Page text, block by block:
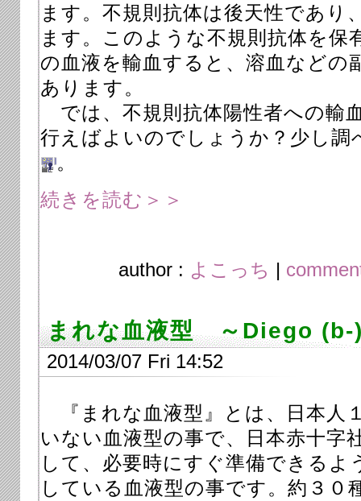
ます。不規則抗体は後天性であり
ます。このような不規則抗体を保
の血液を輸血すると、溶血などの
あります。
では、不規則抗体陽性者への輸
行えばよいのでしょうか？少し
。
続きを読む＞＞
author : よこっち |
まれな血液型 ～Diego (b-
2014/03/07 Fri 14:52
『まれな血液型』とは、日本人
いない血液型の事で、日本赤十字
して、必要時にすぐ準備できるよ
している血液型の事です。約３０